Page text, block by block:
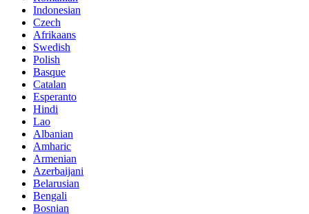
Indonesian
Czech
Afrikaans
Swedish
Polish
Basque
Catalan
Esperanto
Hindi
Lao
Albanian
Amharic
Armenian
Azerbaijani
Belarusian
Bengali
Bosnian